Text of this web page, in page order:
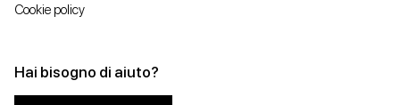
Cookie policy
Hai bisogno di aiuto?